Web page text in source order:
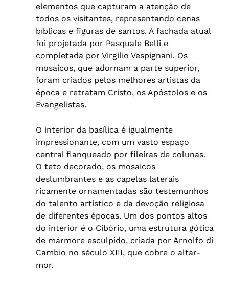
elementos que capturam a atenção de
todos os visitantes, representando cenas
bíblicas e figuras de santos. A fachada atual
foi projetada por Pasquale Belli e
completada por Virgilio Vespignani. Os
mosaicos, que adornam a parte superior,
foram criados pelos melhores artistas da
época e retratam Cristo, os Apóstolos e os
Evangelistas.
O interior da basílica é igualmente
impressionante, com um vasto espaço
central flanqueado por fileiras de colunas.
O teto decorado, os mosaicos
deslumbrantes e as capelas laterais
ricamente ornamentadas são testemunhos
do talento artístico e da devoção religiosa
de diferentes épocas. Um dos pontos altos
do interior é o Cibório, uma estrutura gótica
de mármore esculpido, criada por Arnolfo di
Cambio no século XIII, que cobre o altar-
mor.